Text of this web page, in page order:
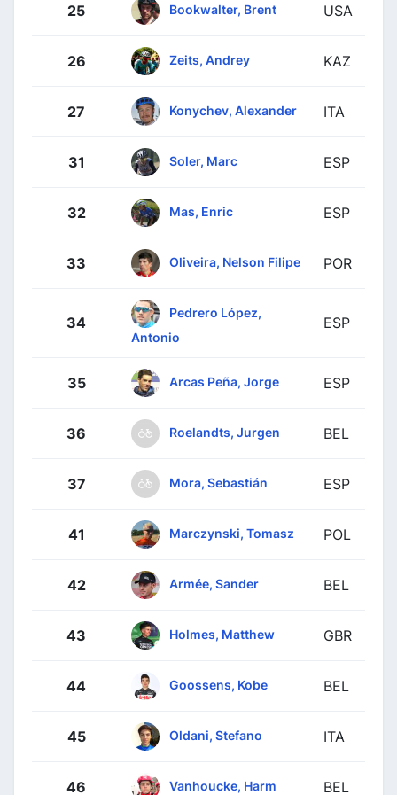
25 Bookwalter, Brent USA
26 Zeits, Andrey KAZ
27 Konychev, Alexander ITA
31 Soler, Marc ESP
32 Mas, Enric ESP
33 Oliveira, Nelson Filipe POR
34
Pedrero López,
Antonio
ESP
35 Arcas Peña, Jorge ESP
36 Roelandts, Jurgen BEL
37 Mora, Sebastián ESP
41 Marczynski, Tomasz POL
42 Armée, Sander BEL
43 Holmes, Matthew GBR
44 Goossens, Kobe BEL
45 Oldani, Stefano ITA
46 Vanhoucke, Harm BEL